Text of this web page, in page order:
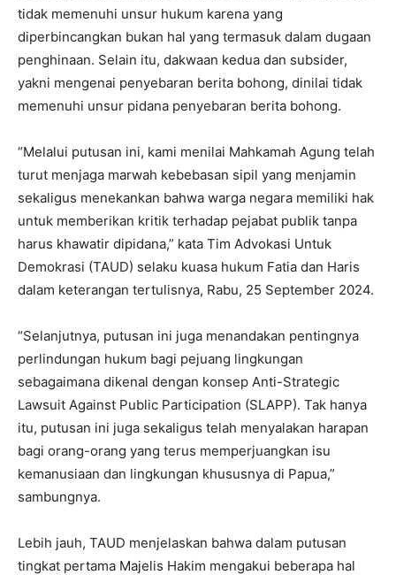
tidak memenuhi unsur hukum karena yang
diperbincangkan bukan hal yang termasuk dalam dugaan
penghinaan. Selain itu, dakwaan kedua dan subsider,
yakni mengenai penyebaran berita bohong, dinilai tidak
memenuhi unsur pidana penyebaran berita bohong.
“Melalui putusan ini, kami menilai Mahkamah Agung telah
turut menjaga marwah kebebasan sipil yang menjamin
sekaligus menekankan bahwa warga negara memiliki hak
untuk memberikan kritik terhadap pejabat publik tanpa
harus khawatir dipidana,” kata Tim Advokasi Untuk
Demokrasi (TAUD) selaku kuasa hukum Fatia dan Haris
dalam keterangan tertulisnya, Rabu, 25 September 2024.
“Selanjutnya, putusan ini juga menandakan pentingnya
perlindungan hukum bagi pejuang lingkungan
sebagaimana dikenal dengan konsep Anti-Strategic
Lawsuit Against Public Participation (SLAPP). Tak hanya
itu, putusan ini juga sekaligus telah menyalakan harapan
bagi orang-orang yang terus memperjuangkan isu
kemanusiaan dan lingkungan khususnya di Papua,”
sambungnya.
Lebih jauh, TAUD menjelaskan bahwa dalam putusan
tingkat pertama Majelis Hakim mengakui beberapa hal